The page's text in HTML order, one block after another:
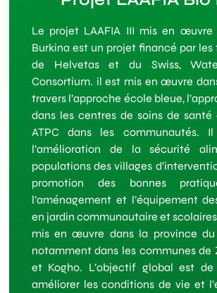
Le projet LAAFIA III mis en œuvre
Burkina est un projet financé par les
de Helvetas et du Swiss,
Consortium. il est mis en œuvre
travers l’approche école bleue,
dans les centres de soins de santé
ATPC dans les communautés.
l’amélioration de la sécurité
populations des villages
promotion des bonnes
l’aménagement et l’équipement
en jardin communautaire et
mis en œuvre dans la province du
notamment dans les communes de
et Kogho. L’objectif global est
améliorer les conditions de vie et